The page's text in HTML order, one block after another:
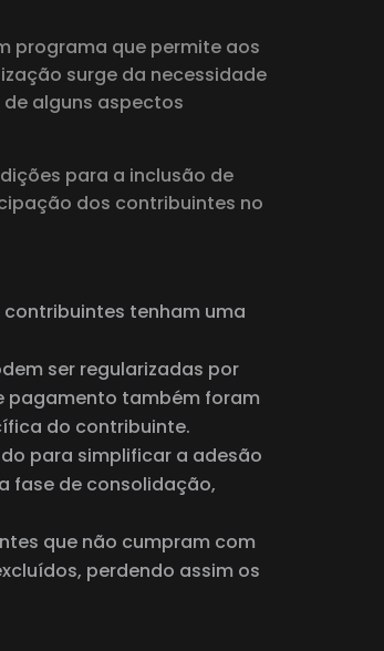
programa que permite aos
surge da necessidade
alguns aspectos
para a inclusão de
dos contribuintes no
contribuintes tenham uma
ser regularizadas por
pagamento também foram
do contribuinte.
para simplificar a adesão
fase de consolidação,
que não cumpram com
perdendo assim os